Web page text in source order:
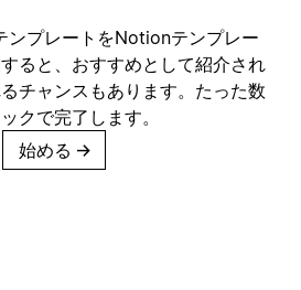
ンプレートをNotionテンプレー
ると、おすすめとして紹介され
チャンスもあります。たった数
クで完了します。
始める →